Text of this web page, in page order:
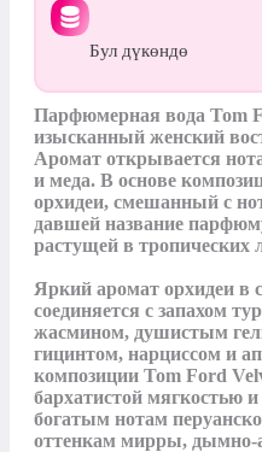
Бул дүкөндө
Парфюмерная вода Tom
изысканный женский
Аромат открывается
и меда. В основе
орхидеи, смешанный с
давшей название
растущей в тропических
Яркий аромат орхидеи в
соединяется с запахом
жасмином, душистым
гицинтом, нарциссом и
композиции Tom Ford
бархатистой мягкостью
богатым нотам
оттенкам мирры, дымно-